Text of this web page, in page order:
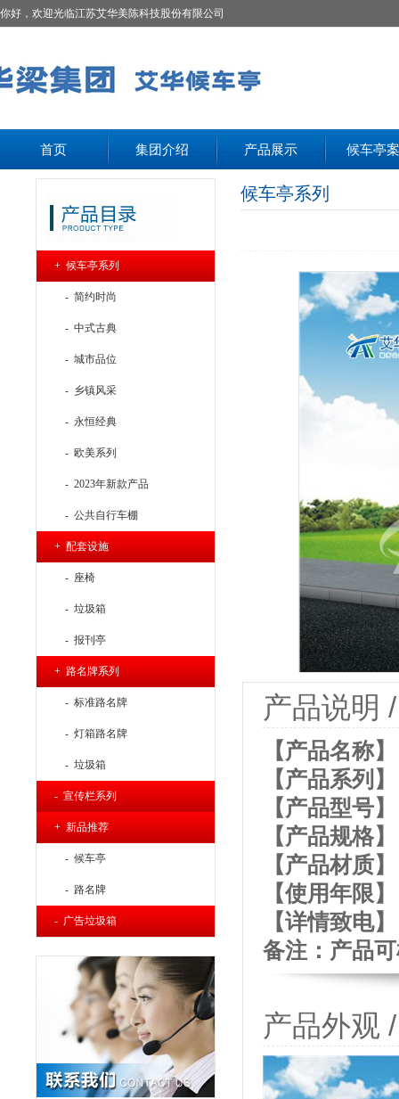
你好，欢迎光临江苏艾华美陈科技股份有限公司
首页 集团介绍 产品展示 候车亭
+ 候车亭系列
- 简约时尚
- 中式古典
- 城市品位
- 乡镇风采
- 永恒经典
- 欧美系列
- 2023年新款产品
- 公共自行车棚
+ 配套设施
- 座椅
- 垃圾箱
- 报刊亭
+ 路名牌系列
- 标准路名牌
- 灯箱路名牌
- 垃圾箱
- 宣传栏系列
+ 新品推荐
- 候车亭
- 路名牌
- 广告垃圾箱
候车亭系列
产品说明
【产品名称
【产品系列
【产品型号
【产品规格
【产品材质
【使用年限
【详情致电】
备注：产品
产品外观